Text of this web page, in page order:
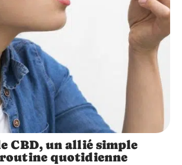
CBD, un allié simple
quotidienne